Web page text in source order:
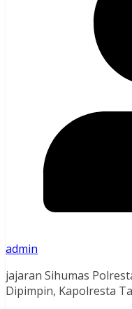
admin
jajaran Sihumas
Dipimpin, Kapolresta